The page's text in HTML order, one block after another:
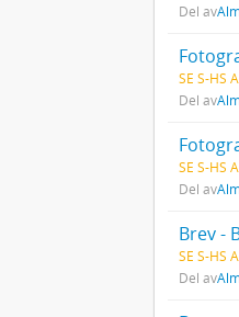
Del av
SE S-HS
Del av
SE S-HS
Del av
Brev -
SE S-HS
Del av